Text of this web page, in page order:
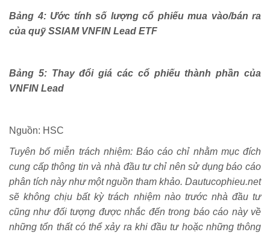
Bảng 4: Ước tính số lượng cổ phiếu mua vào/bán ra
của quỹ SSIAM VNFIN Lead ETF
Bảng 5: Thay đổi giá các cổ phiếu thành phần của
VNFIN Lead
Nguồn: HSC
Tuyên bố miễn trách nhiệm: Báo cáo chỉ nhằm mục đích
cung cấp thông tin và nhà đầu tư chỉ nên sử dụng báo cáo
phân tích này như một nguồn tham khảo. Dautucophieu.net
sẽ không chịu bất kỳ trách nhiệm nào trước nhà đầu tư
cũng như đối tượng được nhắc đến trong báo cáo này về
những tổn thất có thể xảy ra khi đầu tư hoặc những thông